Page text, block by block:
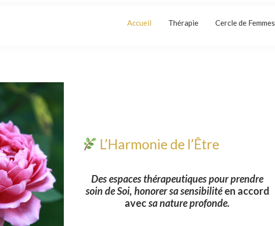
Accueil Thérapie Cercle de Femmes
L’Harmonie de l’Être
Des espaces thérapeutiquespour prendre
soin de Soi, honorer sa sensibilitéen accord
avecsa nature profonde.